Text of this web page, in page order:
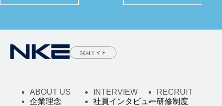
ABOUT US
企業理念
INTERVIEW
社員インタビュー
RECRUIT
研修制度